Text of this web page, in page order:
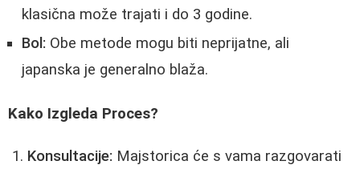
klasična može trajati i do 3 godine.
Bol: Obe metode mogu biti neprijatne, ali
japanska je generalno blaža.
Kako Izgleda Proces?
Konsultacije: Majstorica će s vama razgovarati